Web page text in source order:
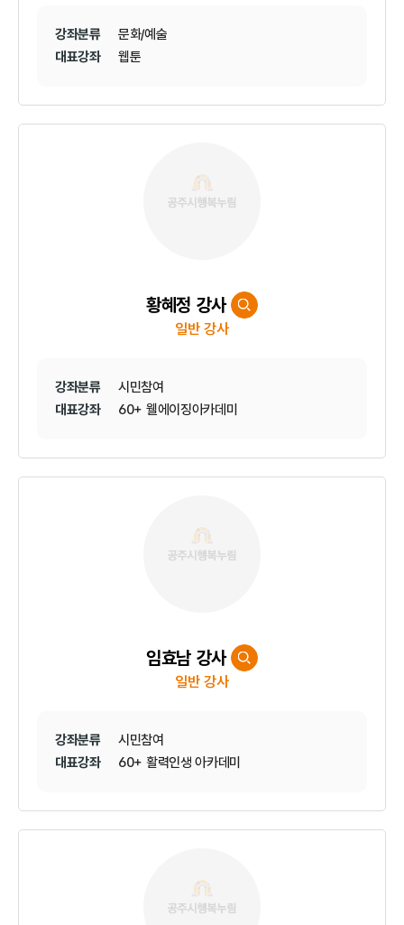
강좌분류
문화/예술
대표강좌
웹툰
황혜정 강사
일반 강사
강좌분류
시민참여
대표강좌
60+ 웰에이징아카데미
임효남 강사
일반 강사
강좌분류
시민참여
대표강좌
60+ 활력인생 아카데미